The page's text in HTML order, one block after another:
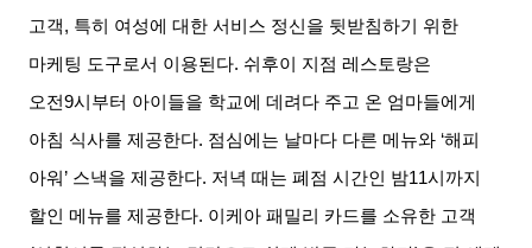
고객, 특히 여성에 대한 서비스 정신을 뒷받침하기 위한
마케팅 도구로서 이용된다. 쉬후이 지점 레스토랑은
오전9시부터 아이들을 학교에 데려다 주고 온 엄마들에게
아침 식사를 제공한다. 점심에는 날마다 다른 메뉴와 ‘해피
아워 ’ 스낵을 제공한다. 저녁 때는 폐점 시간인 밤11시까지
할인 메뉴를 제공한다. 이케아 패밀리 카드를 소유한 고객